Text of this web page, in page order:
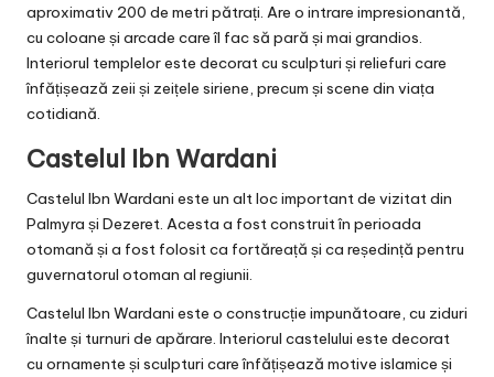
aproximativ 200 de metri pătrați. Are o intrare impresionantă,
cu coloane și arcade care îl fac să pară și mai grandios.
Interiorul templelor este decorat cu sculpturi și reliefuri care
înfățișează zeii și zeițele siriene, precum și scene din viața
cotidiană.
Castelul Ibn Wardani
Castelul Ibn Wardani este un alt loc important de vizitat din
Palmyra și Dezeret. Acesta a fost construit în perioada
otomană și a fost folosit ca fortăreață și ca reședință pentru
guvernatorul otoman al regiunii.
Castelul Ibn Wardani este o construcție impunătoare, cu ziduri
înalte și turnuri de apărare. Interiorul castelului este decorat
cu ornamente și sculpturi care înfățișează motive islamice și